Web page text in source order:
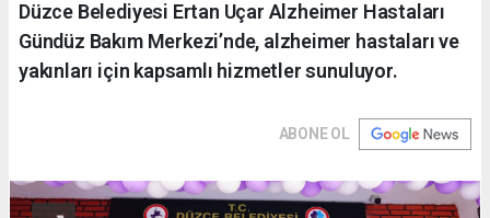
Düzce Belediyesi Ertan Uçar Alzheimer Hastaları
Gündüz Bakım Merkezi’nde, alzheimer hastaları ve
yakınları için kapsamlı hizmetler sunuluyor.
ABONE OL